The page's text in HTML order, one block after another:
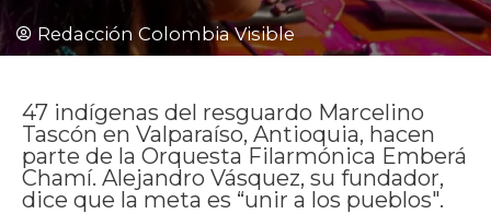
Redacción Colombia Visible
47 indígenas del resguardo Marcelino
Tascón en Valparaíso, Antioquia, hacen
parte de la Orquesta Filarmónica Emberá
Chamí. Alejandro Vásquez, su fundador,
dice que la meta es “unir a los pueblos".